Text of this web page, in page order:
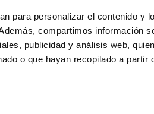
para personalizar el contenido y
compartimos información
publicidad y análisis web,
o que hayan recopilado a partir
Contacta Noticias